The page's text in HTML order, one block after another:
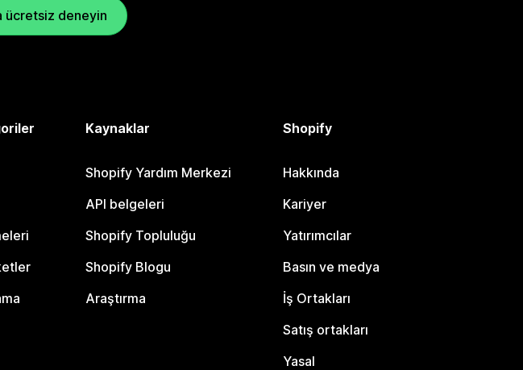
ücretsiz deneyin
Kaynaklar
Shopify Yardım Merkezi
API belgeleri
Shopify Topluluğu
Shopify Blogu
Araştırma
Shopify
Hakkında
Kariyer
Yatırımcılar
Basın ve medya
İş Ortakları
Satış ortakları
Yasal